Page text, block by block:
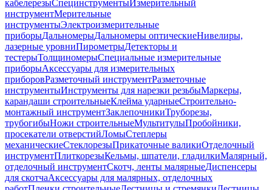
кабелерезыСпецинструментыИзмерительный
инструментМерительные
инструментыЭлектроизмерительные
приборыДальномерыДальномеры оптическиеНивелиры,
лазерные уровниПирометрыДетекторы и
тестерыТолщиномерыСпециальные измерительные
приборыАксессуары для измерительных
приборовРазметочный инструментРазметочные
инструментыИнструменты для нарезки резьбыМаркеры,
карандаши строительныеКлейма ударныеСтроительно-
монтажный инструментЗаклепочникиТруборезы,
трубогибыНожи строительныеМультитулыПробойники,
просекатели отверстийЛомыСтеплеры
механическиеСтеклорезыПрикаточные валикиОтделочный
инструментПлиткорезыКельмы, шпатели, гладилкиМалярный,
отделочный инструментСкотч, ленты малярныеДиспенсеры
для скотчаАксессуары для малярных, отделочных